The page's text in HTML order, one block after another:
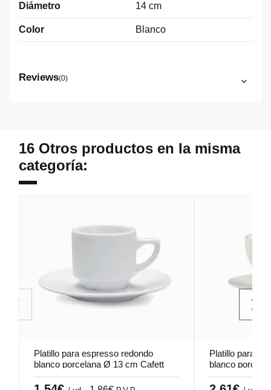
Diámetro 14 cm
Color Blanco
Reviews(0)
16 Otros productos en la misma
categoría:
Platillo para espresso redondo
blanco porcelana Ø 13 cm Cafett
Pro.mundi
Platillo para
blanco
Pro.mundi